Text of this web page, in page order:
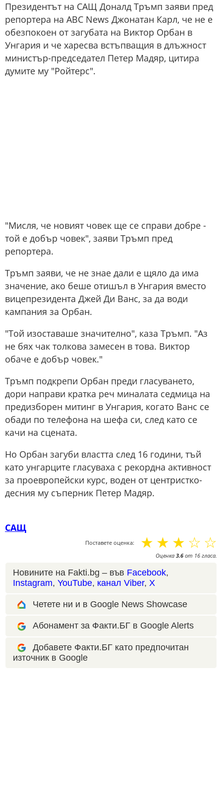
Президентът на САЩ Доналд Тръмп заяви пред
репортера на ABC News Джонатан Карл, че не е
обезпокоен от загубата на Виктор Орбан в
Унгария и че харесва встъпващия в длъжност
министър-председател Петер Мадяр, цитира
думите му "Ройтерс".
"Мисля, че новият човек ще се справи добре -
той е добър човек", заяви Тръмп пред
репортера.
Тръмп заяви, че не знае дали е щяло да има
значение, ако беше отишъл в Унгария вместо
вицепрезидента Джей Ди Ванс, за да води
кампания за Орбан.
"Той изоставаше значително", каза Тръмп. "Аз
не бях чак толкова замесен в това. Виктор
обаче е добър човек."
Тръмп подкрепи Орбан преди гласуването,
дори направи кратка реч миналата седмица на
предизборен митинг в Унгария, когато Ванс се
обади по телефона на шефа си, след като се
качи на сцената.
Но Орбан загуби властта след 16 години, тъй
като унгарците гласуваха с рекордна активност
за проевропейски курс, воден от центристко-
десния му съперник Петер Мадяр.
САЩ
Поставете оценка: ☆
☆
☆
☆
☆
Оценка 3.6 от 16 гласа.
Новините на Fakti.bg – във Facebook,
Instagram, YouTube, канал Viber, X
Четете ни и в Google News Showcase
Абонамент за Факти.БГ в Google Alerts
Добавете Факти.БГ като предпочитан
източник в Google